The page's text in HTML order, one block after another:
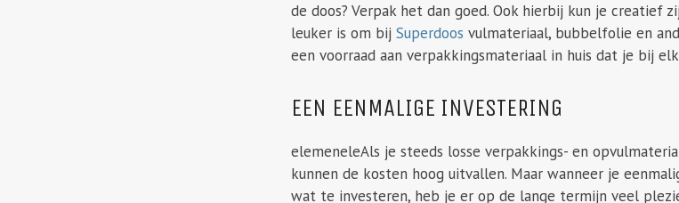
de doos? Verpak het dan goed. Ook hierbij kun je creatief
leuker is om bijSuperdoos vulmateriaal, bubbelfolie en
een voorraad aan verpakkingsmateriaal in huis dat je bij
EEN EENMALIGE INVESTERING
elemeneleAls je steeds losse verpakkings- en
kunnen de kosten hoog uitvallen. Maar wanneer je
wat te investeren, heb je er op de lange termijn veel